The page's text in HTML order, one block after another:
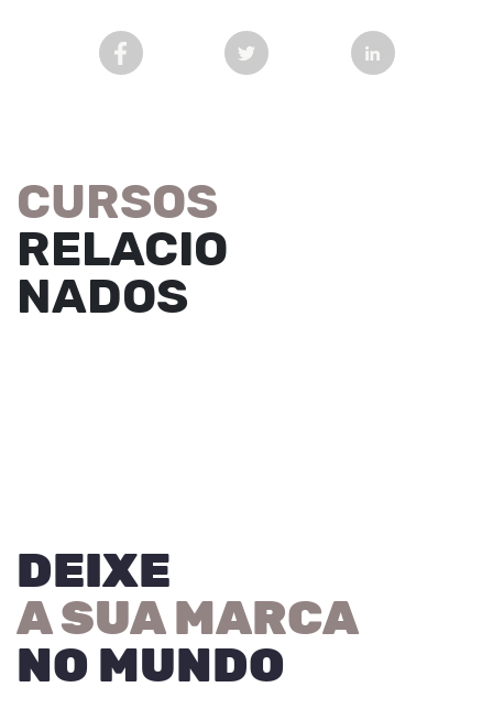
COMPARTILHAR POST NO FACEBOOK EM NOVA
COMPARTILHAR POST NO
CURSOS
RELACIO
NADOS
DEIXE
A SUA MARCA
NO MUNDO